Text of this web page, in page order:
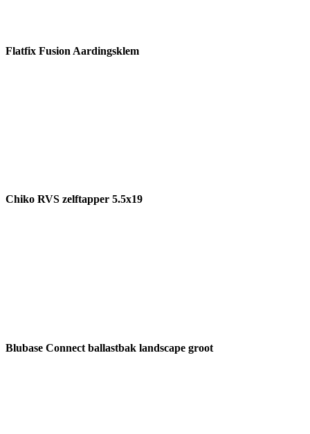
Flatfix Fusion Aardingsklem
Chiko RVS zelftapper 5.5x19
Blubase Connect ballastbak landscape groot